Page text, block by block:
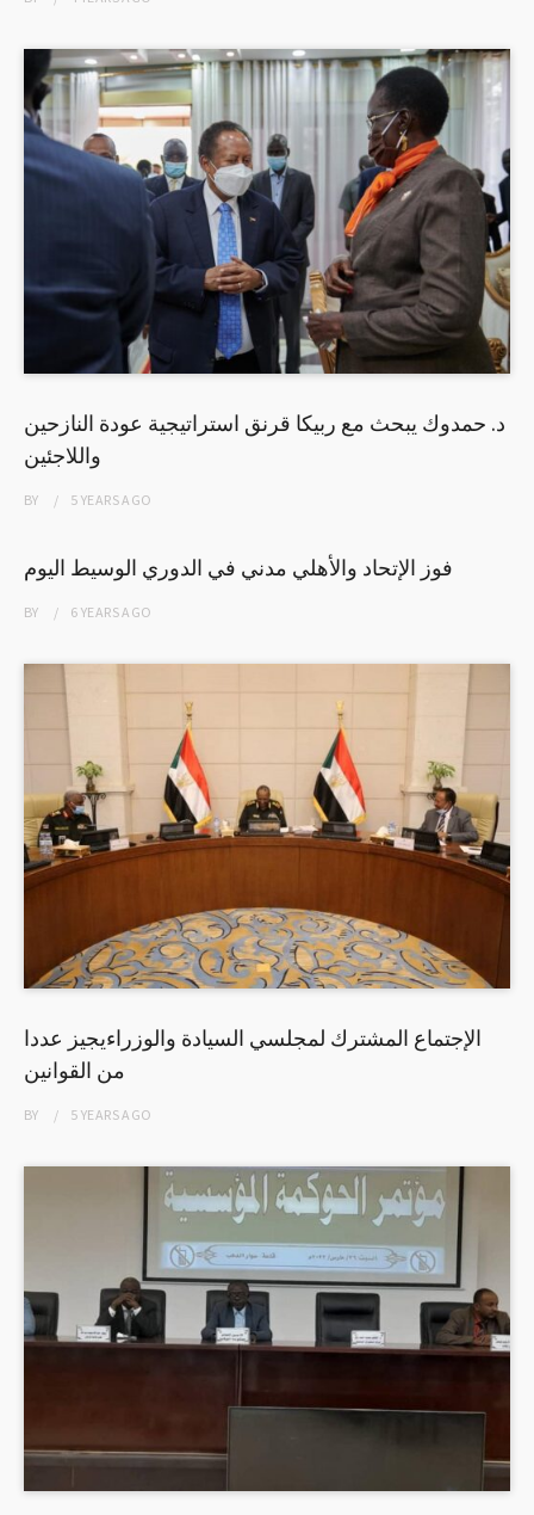
د. حمدوك يبحث مع ربيكا قرنق استراتيجية عودة النازحين
واللاجئين
BY 5 YEARSAGO
فوز الإتحاد والأهلي مدني في الدوري الوسيط اليوم
BY 6 YEARSAGO
الإجتماع المشترك لمجلسي السيادة والوزراءيجيز عددا
من القوانين
BY 5 YEARSAGO